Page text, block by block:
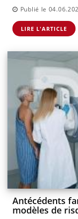
Publié le
LIRE L'ARTICLE
Antécédents
modèles de